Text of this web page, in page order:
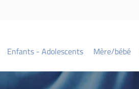
Enfants - Adolescents Mère/bébé